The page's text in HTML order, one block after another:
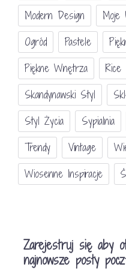
Modern Design
Moje
Ogród
Pastele
Piękne Wnętrza
Rice
Skandynawski Styl
Styl Życia
Sypialnia
Trendy
Vintage
Wiosenne Inspiracje
Zarejestruj się aby
najnowsze posty